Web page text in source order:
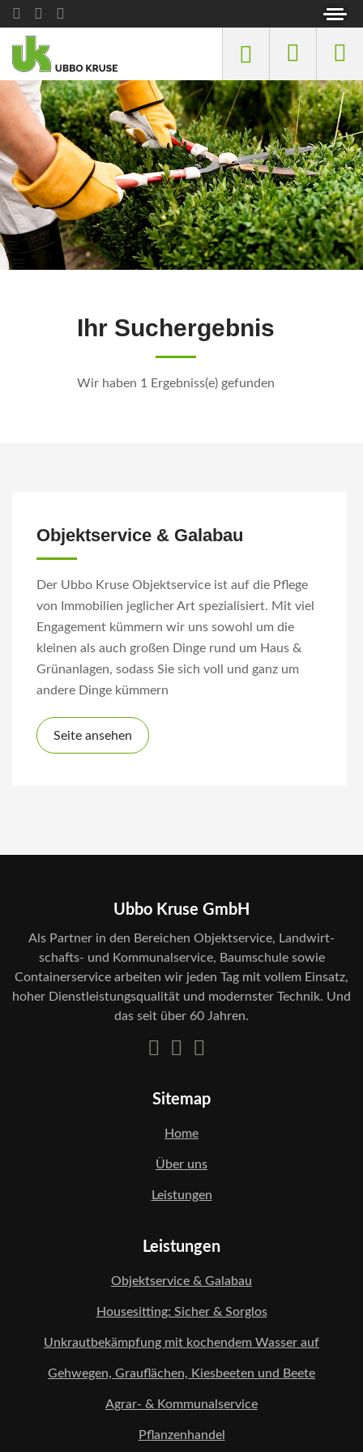
Ihr Suchergebnis
Wir haben 1 Ergebniss(e) gefunden
Objektservice & Galabau
Der Ubbo Kruse Objektservice ist auf die Pflege
von Immobilien jeglicher Art spezialisiert. Mit viel
Engagement kümmern wir uns sowohl um die
kleinen als auch großen Dinge rund um Haus &
Grünanlagen, sodass Sie sich voll und ganz um
andere Dinge kümmern
Seite ansehen
Ubbo Kruse GmbH
Als Partner in den Bereichen Objekt­service, Land­wirt­
schafts- und Kommunal­service, Baum­schule sowie
Container­service arbeiten wir jeden Tag mit vollem Einsatz,
hoher Dienst­leistungs­qualität und modernster Technik. Und
das seit über 60 Jahren.
Sitemap
Home
Über uns
Leistungen
Leistungen
Objektservice & Galabau
Housesitting: Sicher & Sorglos
Unkrautbekämpfung mit kochendem Wasser auf
Gehwegen, Grauflächen, Kiesbeeten und Beete
Agrar- & Kommunalservice
Pflanzenhandel